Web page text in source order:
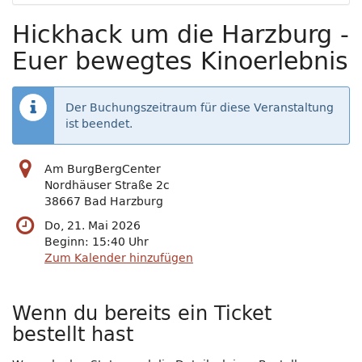
Hickhack um die Harzburg -
Euer bewegtes Kinoerlebnis
Der Buchungszeitraum für diese Veranstaltung
ist beendet.
Am BurgBergCenter
Nordhäuser Straße 2c
38667 Bad Harzburg
Do, 21. Mai 2026
Beginn: 15:40 Uhr
Zum Kalender hinzufügen
Wenn du bereits ein Ticket
bestellt hast